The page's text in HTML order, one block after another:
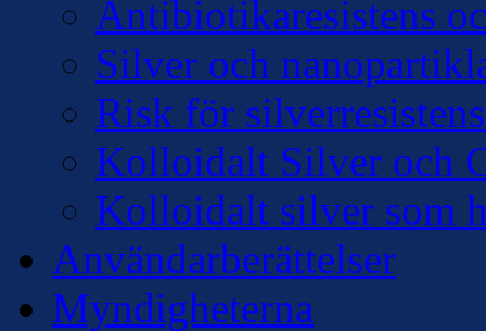
Antibiotikaresistens
Silver och
Risk för
Kolloidalt Silver och
Kolloidalt silver som
Användarberättelser
Myndigheterna